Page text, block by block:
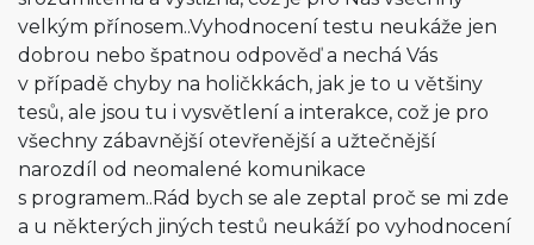
velkým přínosem..Vyhod­nocení testu neukáže jen
dobrou nebo špatnou odpověď a nechá Vás
v případě chyby na holičkkách, jak je to u většiny
tesů, ale jsou tu i vysvětlení a interakce, což je pro
všechny zábavnější otevřenější a užtečnější
narozdíl od neomalené komunikace
s programem..Rád bych se ale zeptal proč se mi zde
a u některých jiných testů neukáží po vyhodnocení